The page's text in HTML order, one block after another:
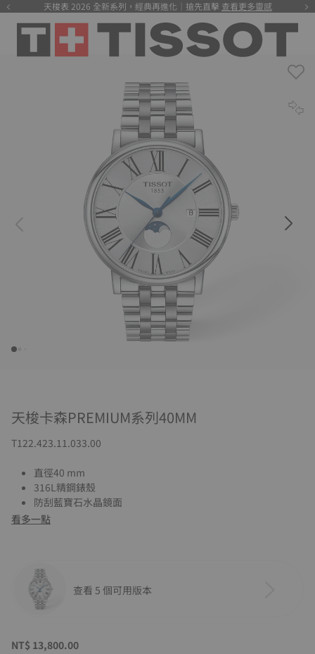
天梭表 2026 全新系列，經典再進化｜搶先直擊 查看更多靈感
天梭卡森PREMIUM系列40MM
T122.423.11.033.00
直徑40 mm
316L精鋼錶殼
防刮藍寶石水晶鏡面
看多一點
查看 5 個可用版本
NT$ 13,800.00